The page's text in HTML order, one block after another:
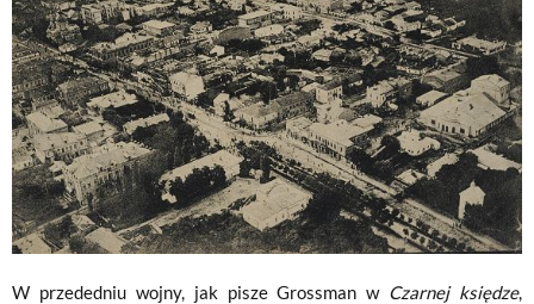
W przededniu wojny, jak pisze Grossman w Czarnej księdze,